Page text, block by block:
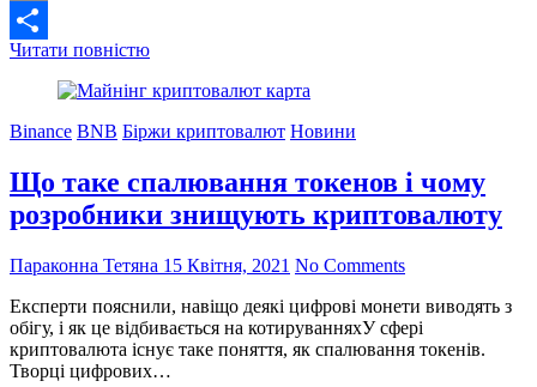
Email
Поділитися
Читати повністюЯк
телеграм створити
та
USDT
карткою
українського
Binance BNB Біржи криптовалют Новини
Що таке спалювання токенов і чому
розробники знищують криптовалюту
Параконна Тетяна 15 Квітня, 2021 No Comments
Експерти пояснили, навіщо деякі цифрові монети виводять з
обігу, і як це відбивається на котируванняхУ сфері
криптовалюта існує таке поняття, як спалювання токенів.
Творці цифрових…